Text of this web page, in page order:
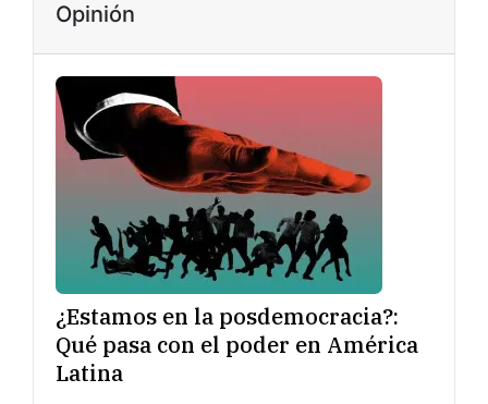
Opinión
¿Estamos en la posdemocracia?:
Qué pasa con el poder en América
Latina